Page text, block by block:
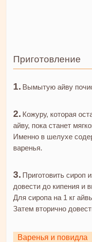
Приготовление
Вымытую айву
Кожуру, которая
айву, пока станет
Именно в шелухе
варенья.
Приготовить сироп
довести до кипения и
Для сиропа на 1 кг
Затем вторично
Варенья и повидла